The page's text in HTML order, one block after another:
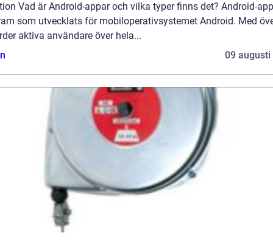
Vad är Android-appar och vilka typer finns det? Android-
som utvecklats för mobiloperativsystemet Android. Med
aktiva användare över hela...
09 augusti